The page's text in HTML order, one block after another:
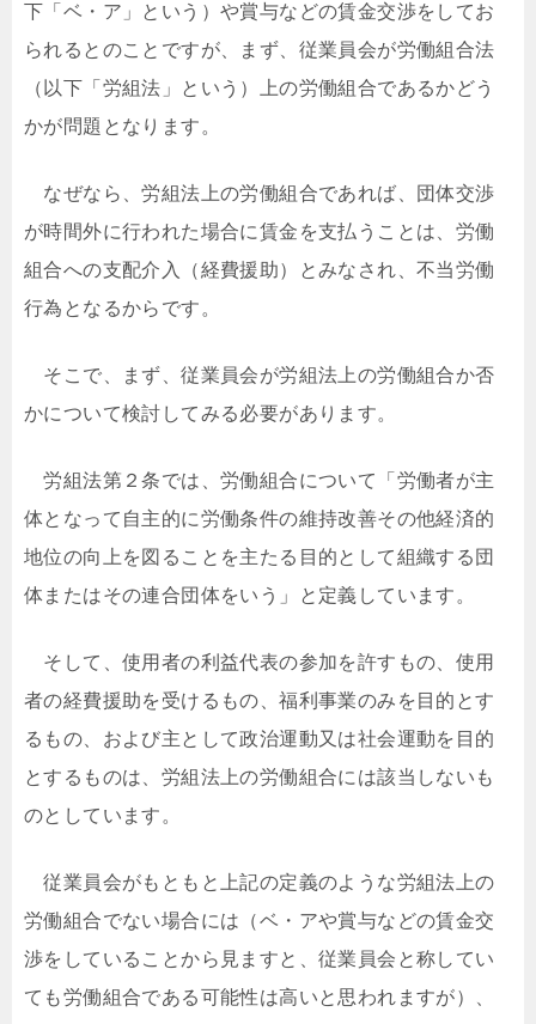
下「ベ・ア」という）や賞与などの賃金交渉をしてお
られるとのことですが、まず、従業員会が労働組合法
（以下「労組法」という）上の労働組合であるかどう
かが問題となります。
なぜなら、労組法上の労働組合であれば、団体交渉
が時間外に行われた場合に賃金を支払うことは、労働
組合への支配介入（経費援助）とみなされ、不当労働
行為となるからです。
そこで、まず、従業員会が労組法上の労働組合か否
かについて検討してみる必要があります。
労組法第２条では、労働組合について「労働者が主
体となって自主的に労働条件の維持改善その他経済的
地位の向上を図ることを主たる目的として組織する団
体またはその連合団体をいう」と定義しています。
そして、使用者の利益代表の参加を許すもの、使用
者の経費援助を受けるもの、福利事業のみを目的とす
るもの、および主として政治運動又は社会運動を目的
とするものは、労組法上の労働組合には該当しないも
のとしています。
従業員会がもともと上記の定義のような労組法上の
労働組合でない場合には（ベ・アや賞与などの賃金交
渉をしていることから見ますと、従業員会と称してい
ても労働組合である可能性は高いと思われますが）、